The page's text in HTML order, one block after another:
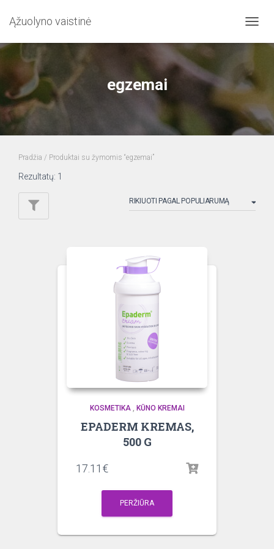
Ąžuolyno vaistinė
egzemai
Pradžia / Produktai su žymomis “egzemai”
Rezultatų: 1
KOSMETIKA, KŪNO KREMAI
EPADERM KREMAS,
500 G
17.11 €
PERŽIŪRA